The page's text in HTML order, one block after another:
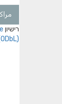
רישיון